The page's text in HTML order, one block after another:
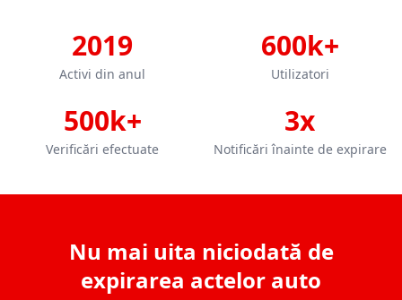
2019
Activi din anul
600k+
Utilizatori
500k+
Verificări efectuate
3x
Notificări înainte de expirare
Nu mai uita niciodată de
expirarea actelor auto